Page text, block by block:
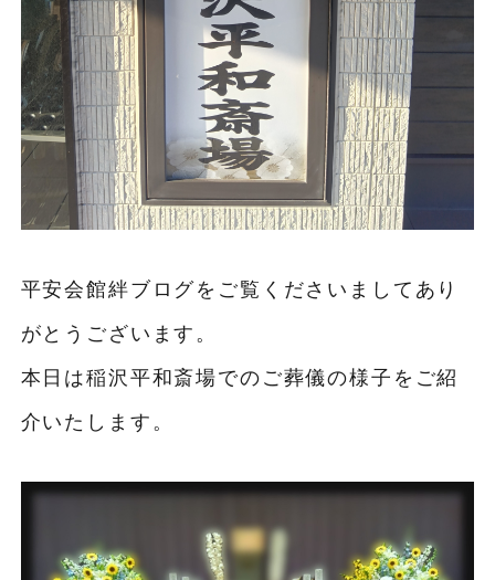
平安会館絆ブログをご覧くださいましてあり
がとうございます。
本日は稲沢平和斎場でのご葬儀の様子をご紹
介いたします。